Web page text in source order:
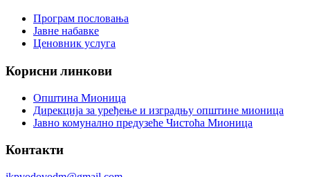
Програм пословања
Јавне набавке
Ценовник услуга
Корисни линкови
Општина Мионица
Дирекција за уређење и изградњу општине мионица
Јавно комунално предузеће Чистоћа Мионица
Контакти